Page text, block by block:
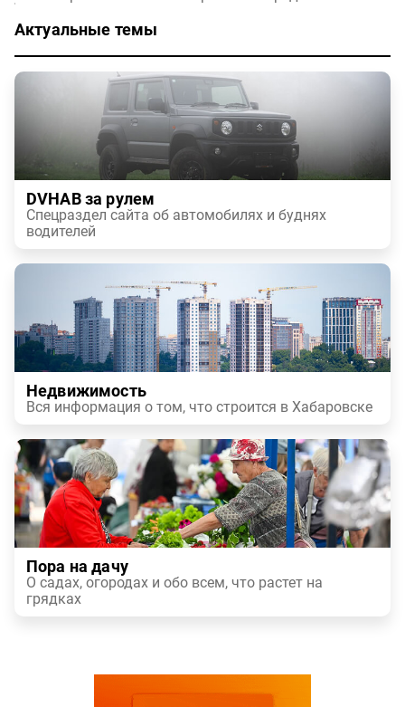
Актуальные темы
DVHAB за рулем
Спецраздел сайта об автомобилях и буднях
водителей
Недвижимость
Вся информация о том, что строится в Хабаровске
Пора на дачу
О садах, огородах и обо всем, что растет на
грядках